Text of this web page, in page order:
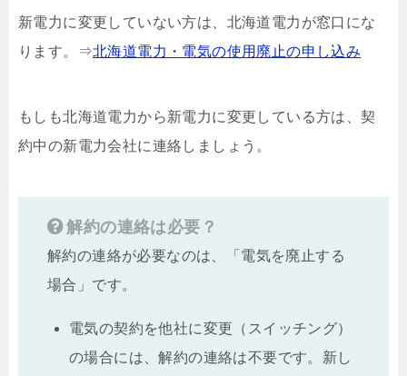
新電力に変更していない方は、北海道電力が窓口にな
ります。⇒北海道電力・電気の使用廃止の申し込み
もしも北海道電力から新電力に変更している方は、契
約中の新電力会社に連絡しましょう。
解約の連絡は必要？
解約の連絡が必要なのは、「電気を廃止する
場合」です。
電気の契約を他社に変更（スイッチング）
の場合には、解約の連絡は不要です。新し